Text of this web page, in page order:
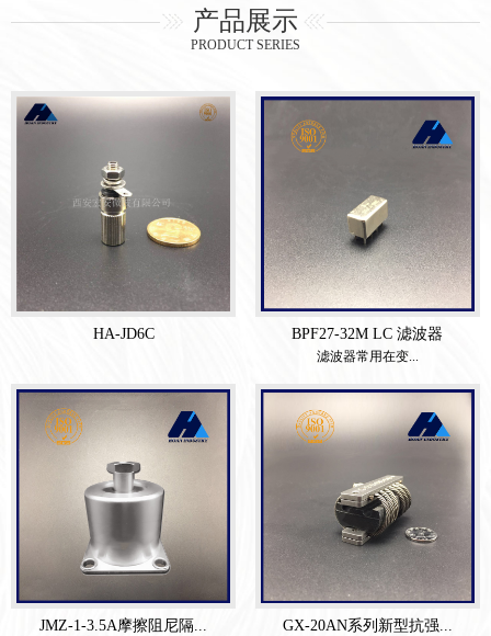
产品展示
PRODUCT SERIES
HA-JD6C BPF27-32M LC 滤波器
滤波器常用在变...
JMZ-1-3.5A摩擦阻尼隔... GX-20AN系列新型抗强...